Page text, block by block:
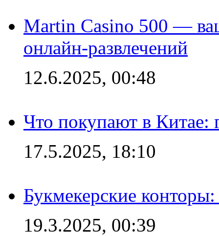
Martin Casino 500 —
онлайн-развлечений
12.6.2025, 00:48
Что покупают в Китае:
17.5.2025, 18:10
Букмекерские
19.3.2025, 00:39